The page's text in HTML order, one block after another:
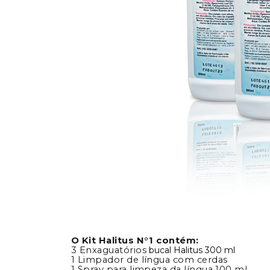
O Kit Halitus N°1 contém:
3 Enxaguatóriosbucal Halitus 300 ml
1 Limpador de língua com cerdas